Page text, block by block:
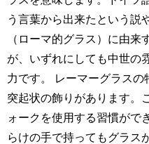
う言葉から出来たという説
（ローマ的グラス）に由
が、いずれにしても中世の
力です。 レーマーグラス
突起状の飾りがあります。
ォークを使用する習慣がで
らけの手で持ってもグラス